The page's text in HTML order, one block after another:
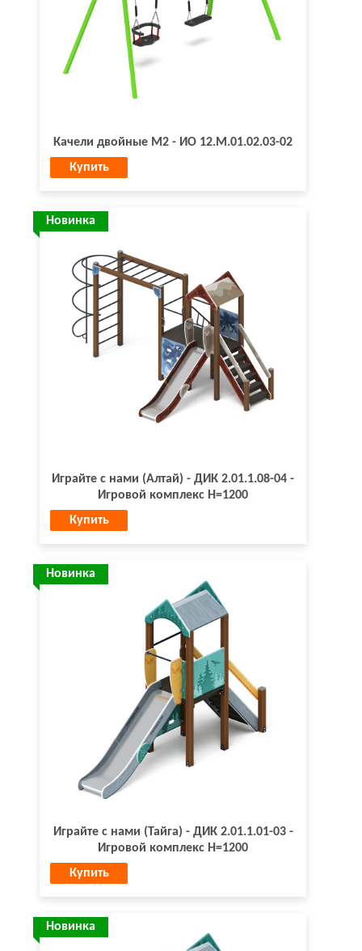
Качели двойные М2 - ИО 12.М.01.02.03-02
Купить
Новинка
Играйте с нами (Алтай) - ДИК 2.01.1.08-04 -
Игровой комплекс H=1200
Купить
Новинка
Играйте с нами (Тайга) - ДИК 2.01.1.01-03 -
Игровой комплекс H=1200
Купить
Новинка